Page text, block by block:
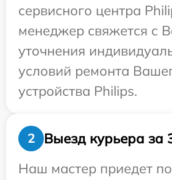
сервисного центра
менеджер свяжется с
уточнения
условий ремонта
устройства Philips.
2
Выезд курьера за
Наш мастер приедет